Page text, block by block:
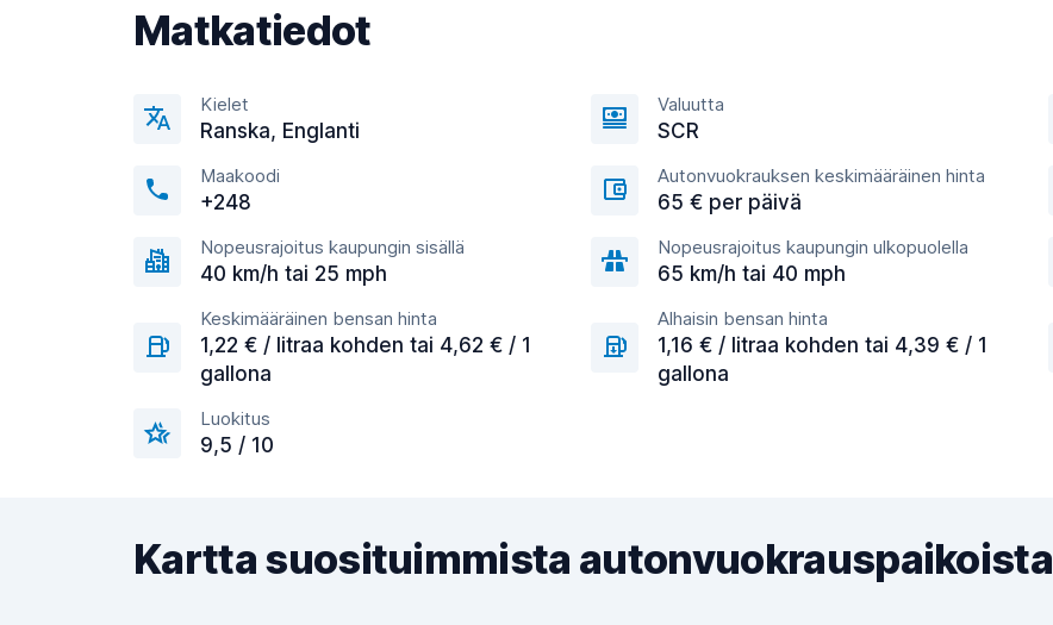
Matkatiedot
Kielet
Ranska, Englanti
Valuutta
SCR
Maakoodi
+248
Autonvuokrauksen keskimääräinen hinta
65 € per päivä
Nopeusrajoitus kaupungin sisällä
40 km/h tai 25 mph
Nopeusrajoitus kaupungin ulkopuolella
65 km/h tai 40 mph
Keskimääräinen bensan hinta
1,22 € / litraa kohden tai 4,62 € / 1
gallona
Alhaisin bensan hinta
1,16 € / litraa kohden tai 4,39 € / 1
gallona
Luokitus
9,5 / 10
Kartta suosituimmista autonvuokrauspaikoista